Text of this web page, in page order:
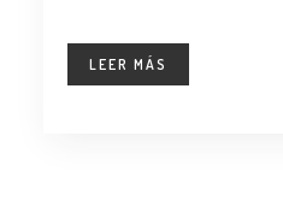
LEER MÁS